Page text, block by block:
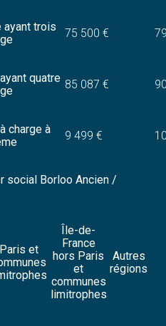
ayant trois
75 500 €
quatre 85 087 €
charge à
9 499 €
social Borloo Ancien /
Paris et
Île-de-
France
hors Paris
et
communes
limitrophes
Autres
régions